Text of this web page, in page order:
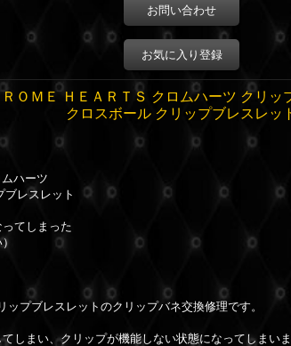
お問い合わせ
お気に入り登録
ＲＯＭＥ ＨＥＡＲＴＳ クロムハーツ クリッ
クロスボール クリップブレスレッ
ハーツ
レスレット
てしまった
プブレスレットのクリップバネ交換修理です。
しまい、クリップが機能しない状態になってしまいま